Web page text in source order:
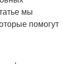
мы
помогут